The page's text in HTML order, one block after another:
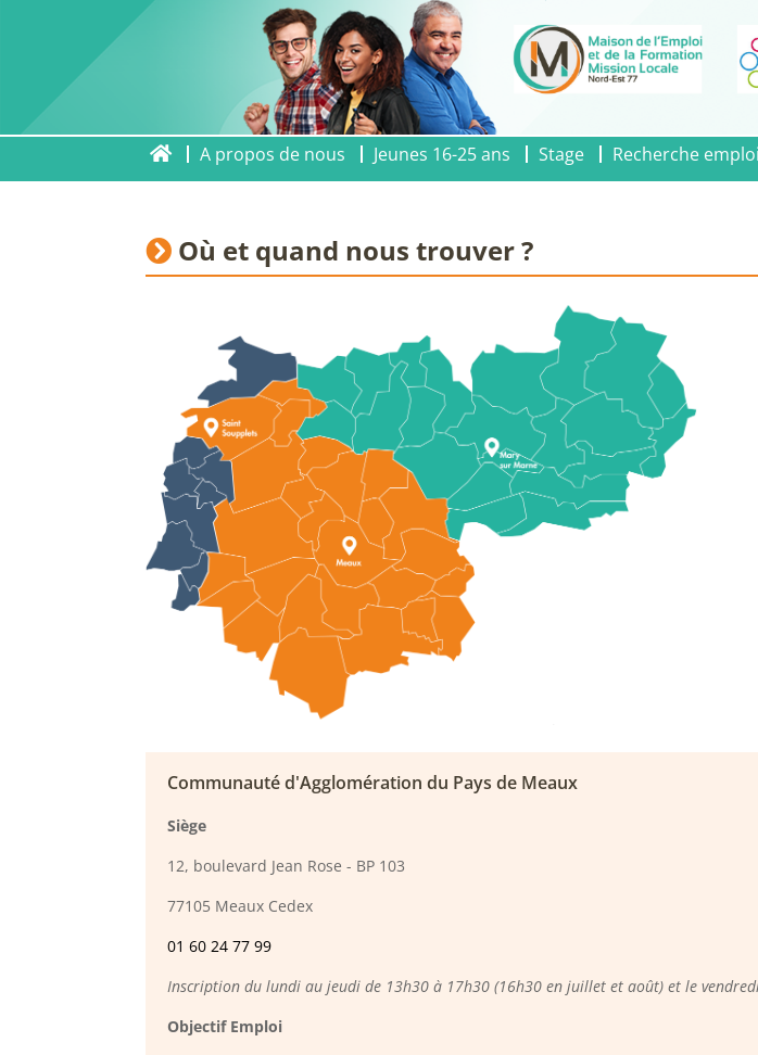
A propos de nous Jeunes 16-25 ans Stage Recherche emploi
Où et quand nous trouver ?
Communauté d'Agglomération du Pays de Meaux
Siège
12, boulevard Jean Rose - BP 103
77105 Meaux Cedex
01 60 24 77 99
Inscription du lundi au jeudi de 13h30 à 17h30 (16h30 en juillet et août) et le
Objectif Emploi